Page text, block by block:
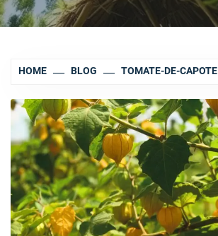
HOME BLOG TOMATE-DE-CAPOTE